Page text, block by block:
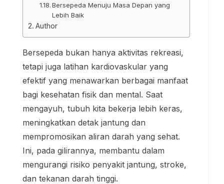
Bersepeda Menuju Masa Depan yang
Lebih Baik
Author
Bersepeda bukan hanya aktivitas rekreasi,
tetapi juga latihan kardiovaskular yang
efektif yang menawarkan berbagai manfaat
bagi kesehatan fisik dan mental. Saat
mengayuh, tubuh kita bekerja lebih keras,
meningkatkan detak jantung dan
mempromosikan aliran darah yang sehat.
Ini, pada gilirannya, membantu dalam
mengurangi risiko penyakit jantung, stroke,
dan tekanan darah tinggi.